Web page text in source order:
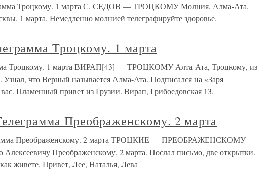
Троцкому. 1 марта С. СЕДОВ — ТРОЦКОМУ Молния, Алма-Ата,
1 марта. Немедленно молнией телеграфируйте здоровье.
Троцкому. 1 марта
Троцкому. 1 марта ВИРАП[43] — ТРОЦКОМУ Алта-Ата, Троцкому, из
Узнал, что Верный называется Алма-Ата. Подписался на «Заря
Пламенный привет из Грузии. Вирап, Грибоедовская 13.
Преображенскому. 2 марта
Преображенскому. 2 марта ТРОЦКИЕ — ПРЕОБРАЖЕНСКОМУ
Алексеевичу Преображенскому. 2 марта. Послал письмо, две открытки.
живете. Привет, Лее, Наталья, Лева